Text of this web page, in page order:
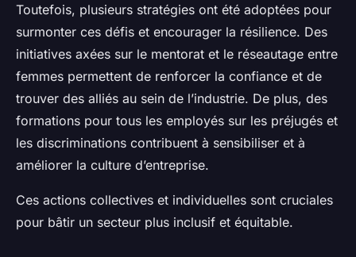
Toutefois, plusieurs stratégies ont été adoptées pour
surmonter ces défis et encourager la résilience. Des
initiatives axées sur le mentorat et le réseautage entre
femmes permettent de renforcer la confiance et de
trouver des alliés au sein de l’industrie. De plus, des
formations pour tous les employés sur les préjugés et
les discriminations contribuent à sensibiliser et à
améliorer la culture d’entreprise.
Ces actions collectives et individuelles sont cruciales
pour bâtir un secteur plus inclusif et équitable.